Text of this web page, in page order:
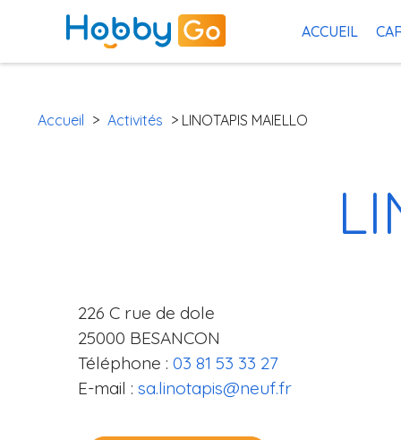
ACCUEIL
Accueil > Activités > LINOTAPIS MAIELLO
226 C rue de dole
25000 BESANCON
Téléphone : 03 81 53 33 27
E-mail : sa.linotapis@neuf.fr